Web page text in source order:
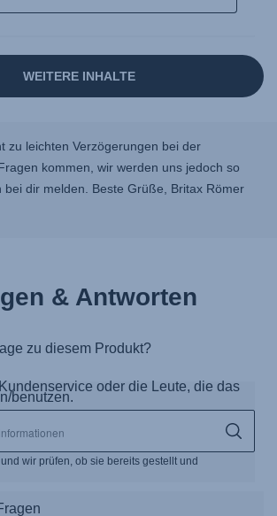
zu leichten Verzögerungen bei der
kommen, wir werden uns jedoch so
bei dir melden. Beste Grüße, Britax Römer
& Antworten